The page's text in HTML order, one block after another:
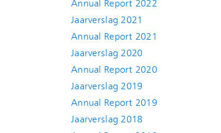
Annual Report 2022
Jaarverslag 2021
Annual Report 2021
Jaarverslag 2020
Annual Report 2020
Jaarverslag 2019
Annual Report 2019
Jaarverslag 2018